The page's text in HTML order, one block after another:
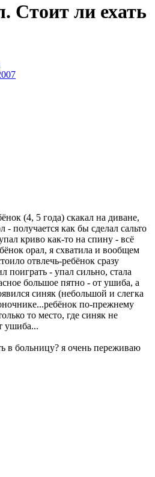
Стоит ли ехать
(4, 5 года) скакал на диване,
получается как бы сделал сальто
криво как-то на спину - всё
орал, я схватила и вообщем
отвлечь-ребёнок сразу
поиграть - упал сильно, стала
большое пятно - от ушиба, а
синяк (небольшой и слегка
по-прежнему
то место, где синяк не
ушиба...
в больницу? я очень переживаю